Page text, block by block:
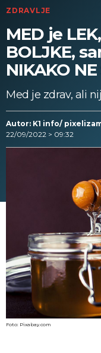
ZDRAVLJE
MED je
BOLJKE,
NIKAKO
Med je zdrav, ali
Autor: K1 info/
22/09/2022 > 09:32
Foto: Pixabay.com